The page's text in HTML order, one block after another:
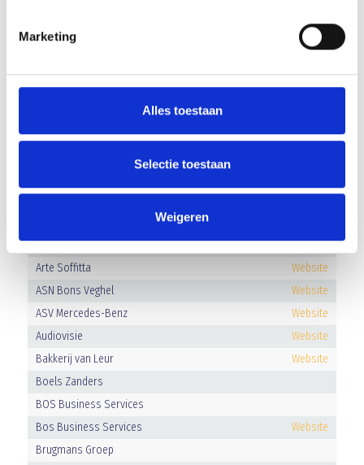
Marketing
Alles toestaan
Selectie toestaan
Weigeren
Van Mensvoort Veghel
Website
Welder
Website
BUSINESS CLUB A-LEDEN
A.J. van der Linden
Website
Arte Soffitta
Website
ASN Bons Veghel
Website
ASV Mercedes-Benz
Website
Audiovisie
Website
Bakkerij van Leur
Website
Boels Zanders
BOS Business Services
Bos Business Services
Website
Brugmans Groep